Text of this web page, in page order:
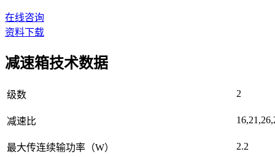
在线咨询
资料下载
减速箱技术数据
级数 2
减速比
最大传连续输功率（W）
2.2